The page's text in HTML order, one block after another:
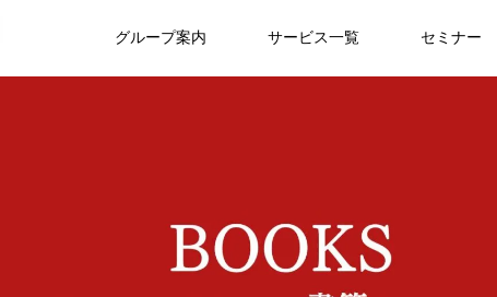
グループ案内 サービス一覧 セミナー